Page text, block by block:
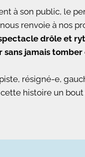
à son public, le
renvoie à nos
drôle et
jamais
résigné-e,
histoire un